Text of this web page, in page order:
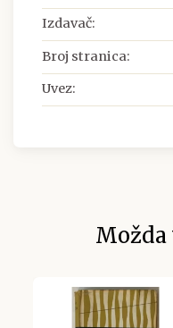
Izdavač:
Broj stranica:
Uvez:
Možda